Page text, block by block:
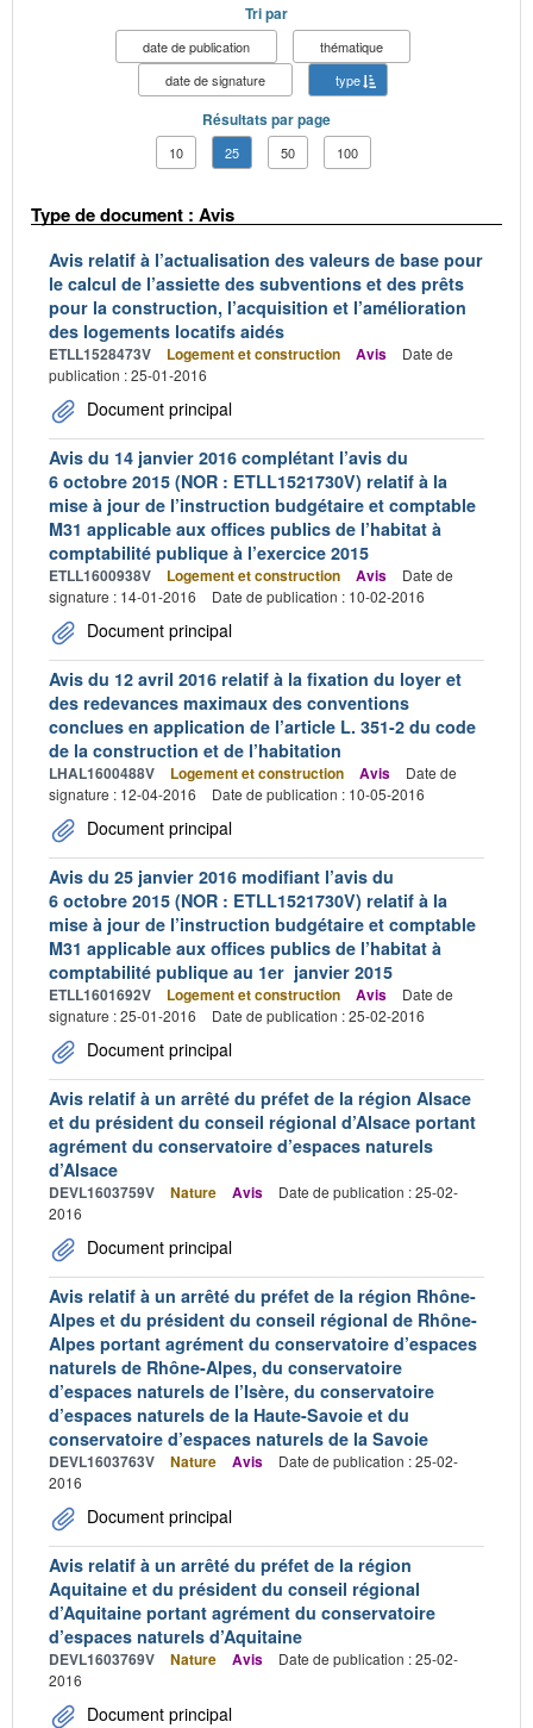
Tri par
date de publication
thématique
date de signature
type
Résultats par page
10 25 50 100
Type de document : Avis
Avis relatif à l’actualisation des valeurs de base pour
le calcul de l’assiette des subventions et des prêts
pour la construction, l’acquisition et l’amélioration
des logements locatifs aidés
ETLL1528473V Logement et construction Avis
Date de
publication : 25-01-2016
Document principal
Avis du 14 janvier 2016 complétant l’avis du
6 octobre 2015 (NOR : ETLL1521730V) relatif à la
mise à jour de l’instruction budgétaire et comptable
M31 applicable aux offices publics de l’habitat à
comptabilité publique à l’exercice 2015
ETLL1600938V Logement et construction Avis
Date de
signature : 14-01-2016
Date de publication : 10-02-2016
Document principal
Avis du 12 avril 2016 relatif à la fixation du loyer et
des redevances maximaux des conventions
conclues en application de l’article L. 351-2 du code
de la construction et de l’habitation
LHAL1600488V Logement et construction Avis
Date de
signature : 12-04-2016
Date de publication : 10-05-2016
Document principal
Avis du 25 janvier 2016 modifiant l’avis du
6 octobre 2015 (NOR : ETLL1521730V) relatif à la
mise à jour de l’instruction budgétaire et comptable
M31 applicable aux offices publics de l’habitat à
comptabilité publique au 1er janvier 2015
ETLL1601692V Logement et construction Avis
Date de
signature : 25-01-2016
Date de publication : 25-02-2016
Document principal
Avis relatif à un arrêté du préfet de la région Alsace
et du président du conseil régional d’Alsace portant
agrément du conservatoire d’espaces naturels
d’Alsace
DEVL1603759V Nature Avis
Date de publication : 25-02-
2016
Document principal
Avis relatif à un arrêté du préfet de la région Rhône-
Alpes et du président du conseil régional de Rhône-
Alpes portant agrément du conservatoire d’espaces
naturels de Rhône-Alpes, du conservatoire
d’espaces naturels de l’Isère, du conservatoire
d’espaces naturels de la Haute-Savoie et du
conservatoire d’espaces naturels de la Savoie
DEVL1603763V Nature Avis
Date de publication : 25-02-
2016
Document principal
Avis relatif à un arrêté du préfet de la région
Aquitaine et du président du conseil régional
d’Aquitaine portant agrément du conservatoire
d’espaces naturels d’Aquitaine
DEVL1603769V Nature Avis
Date de publication : 25-02-
2016
Document principal